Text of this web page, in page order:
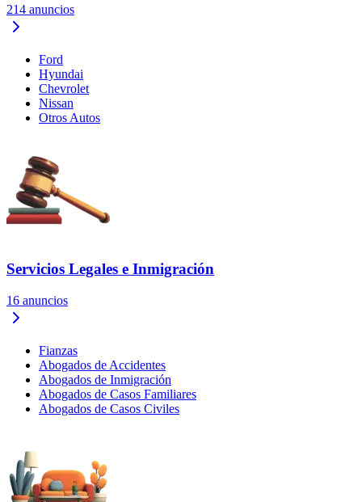
214 anuncios
Ford
Hyundai
Chevrolet
Nissan
Otros Autos
Servicios Legales e Inmigración
16 anuncios
Fianzas
Abogados de Accidentes
Abogados de Inmigración
Abogados de Casos Familiares
Abogados de Casos Civiles